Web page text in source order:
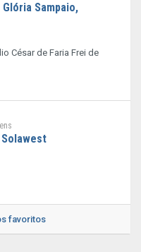
Sampaio,
César de Faria Frei de
favoritos